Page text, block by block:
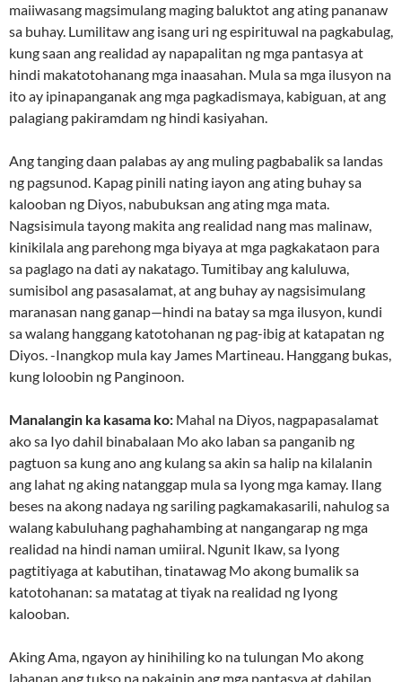
maiiwasang magsimulang maging baluktot ang ating pananaw
sa buhay. Lumilitaw ang isang uri ng espirituwal na pagkabulag,
kung saan ang realidad ay napapalitan ng mga pantasya at
hindi makatotohanang mga inaasahan. Mula sa mga ilusyon na
ito ay ipinapanganak ang mga pagkadismaya, kabiguan, at ang
palagiang pakiramdam ng hindi kasiyahan.
Ang tanging daan palabas ay ang muling pagbabalik sa landas
ng pagsunod. Kapag pinili nating iayon ang ating buhay sa
kalooban ng Diyos, nabubuksan ang ating mga mata.
Nagsisimula tayong makita ang realidad nang mas malinaw,
kinikilala ang parehong mga biyaya at mga pagkakataon para
sa paglago na dati ay nakatago. Tumitibay ang kaluluwa,
sumisibol ang pasasalamat, at ang buhay ay nagsisimulang
maranasan nang ganap—hindi na batay sa mga ilusyon, kundi
sa walang hanggang katotohanan ng pag-ibig at katapatan ng
Diyos. -Inangkop mula kay James Martineau. Hanggang bukas,
kung loloobin ng Panginoon.
Manalangin ka kasama ko: Mahal na Diyos, nagpapasalamat
ako sa Iyo dahil binabalaan Mo ako laban sa panganib ng
pagtuon sa kung ano ang kulang sa akin sa halip na kilalanin
ang lahat ng aking natanggap mula sa Iyong mga kamay. Ilang
beses na akong nadaya ng sariling pagkamakasarili, nahulog sa
walang kabuluhang paghahambing at nangangarap ng mga
realidad na hindi naman umiiral. Ngunit Ikaw, sa Iyong
pagtitiyaga at kabutihan, tinatawag Mo akong bumalik sa
katotohanan: sa matatag at tiyak na realidad ng Iyong
kalooban.
Aking Ama, ngayon ay hinihiling ko na tulungan Mo akong
labanan ang tukso na pakainin ang mga pantasya at dahilan.